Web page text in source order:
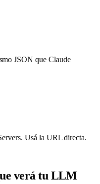
JSON que Claude
Usá la URL directa.
verá tu LLM